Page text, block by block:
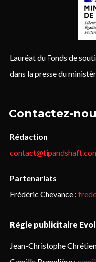
Lauréat du Fonds de
dans la presse du
Contactez-
Rédaction
Partenariats
Frédéric Chevance :
Régie publicitaire
Jean-Christophe